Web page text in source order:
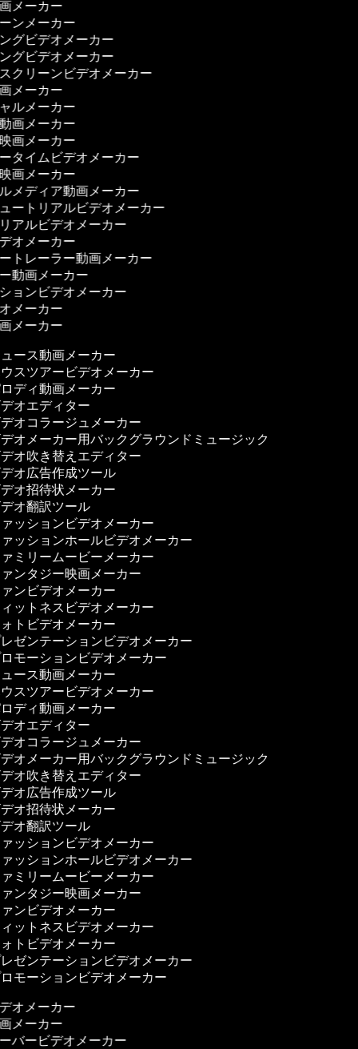
メーカー
ンメーカー
グビデオメーカー
グビデオメーカー
スクリーンビデオメーカー
メーカー
ルメーカー
画メーカー
画メーカー
ータイムビデオメーカー
画メーカー
ルメディア動画メーカー
ュートリアルビデオメーカー
リアルビデオメーカー
オメーカー
ートレーラー動画メーカー
動画メーカー
ションビデオメーカー
メーカー
メーカー
ース動画メーカー
スツアービデオメーカー
ディ動画メーカー
オエディター
オコラージュメーカー
オメーカー用バックグラウンドミュージック
オ吹き替えエディター
オ広告作成ツール
オ招待状メーカー
オ翻訳ツール
ッションビデオメーカー
ッションホールビデオメーカー
ミリームービーメーカー
ンタジー映画メーカー
ンビデオメーカー
ットネスビデオメーカー
トビデオメーカー
ゼンテーションビデオメーカー
モーションビデオメーカー
ース動画メーカー
スツアービデオメーカー
ディ動画メーカー
オエディター
オコラージュメーカー
オメーカー用バックグラウンドミュージック
オ吹き替えエディター
オ広告作成ツール
オ招待状メーカー
オ翻訳ツール
ッションビデオメーカー
ッションホールビデオメーカー
ミリームービーメーカー
ンタジー映画メーカー
ンビデオメーカー
ットネスビデオメーカー
トビデオメーカー
ゼンテーションビデオメーカー
モーションビデオメーカー
オメーカー
メーカー
ーバービデオメーカー